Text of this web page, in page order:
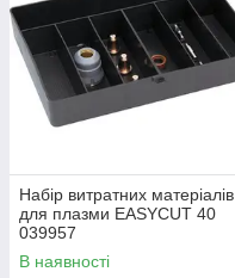
Набір витратних матеріалів
для плазми EASYCUT 40
039957
В наявності